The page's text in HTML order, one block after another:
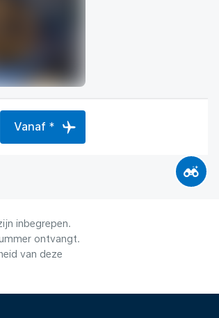
Vanaf *
inbegrepen.
ontvangt.
van deze